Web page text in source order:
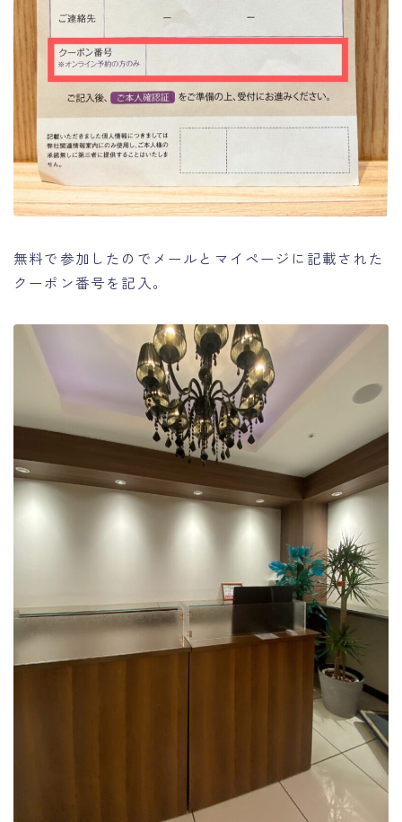
無料で参加したのでメールとマイページに記載された
クーポン番号を記入。